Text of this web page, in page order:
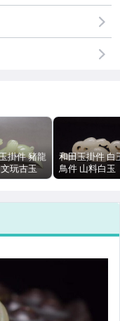
掛件 豬龍
玩古玉
料 7.8cm
和田玉掛件 白
鳥件 山料白玉
文玩古玉